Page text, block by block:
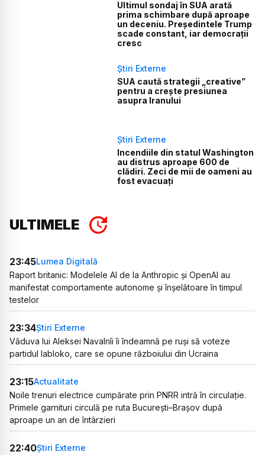
Ultimul sondaj în SUA arată
prima schimbare după aproape
un deceniu. Președintele Trump
scade constant, iar democrații
cresc
Știri Externe
SUA caută strategii „creative”
pentru a crește presiunea
asupra Iranului
Știri Externe
Incendiile din statul Washington
au distrus aproape 600 de
clădiri. Zeci de mii de oameni au
fost evacuați
ULTIMELE
23:45Lumea Digitală
Raport britanic: Modelele AI de la Anthropic și OpenAI au
manifestat comportamente autonome și înșelătoare în timpul
testelor
23:34Știri Externe
Văduva lui Aleksei Navalnîi îi îndeamnă pe ruși să voteze
partidul Iabloko, care se opune războiului din Ucraina
23:15Actualitate
Noile trenuri electrice cumpărate prin PNRR intră în circulație.
Primele garnituri circulă pe ruta București–Brașov după
aproape un an de întârzieri
22:40Știri Externe